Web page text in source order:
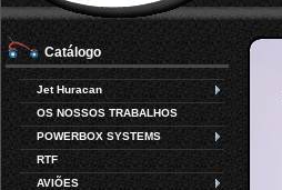
Jet Huracan
OS NOSSOS TRABALHOS
POWERBOX SYSTEMS
RTF
AVIÕES
Catálogo